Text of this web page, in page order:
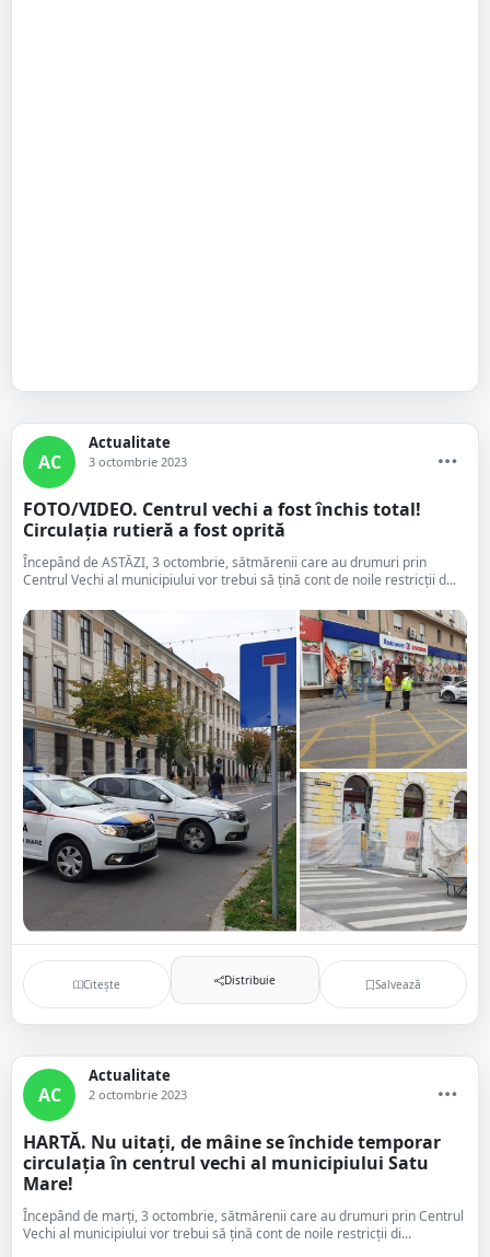
AC
Actualitate
3 octombrie 2023
FOTO/VIDEO. Centrul vechi a fost închis total!
Circulația rutieră a fost oprită
Începând de ASTĂZI, 3 octombrie, sătmărenii care au drumuri prin
Centrul Vechi al municipiului vor trebui să țină cont de noile restricții d...
Citește Distribuie Salvează
AC
Actualitate
2 octombrie 2023
HARTĂ. Nu uitați, de mâine se închide temporar
circulația în centrul vechi al municipiului Satu
Mare!
Începând de marți, 3 octombrie, sătmărenii care au drumuri prin Centrul
Vechi al municipiului vor trebui să țină cont de noile restricții di...